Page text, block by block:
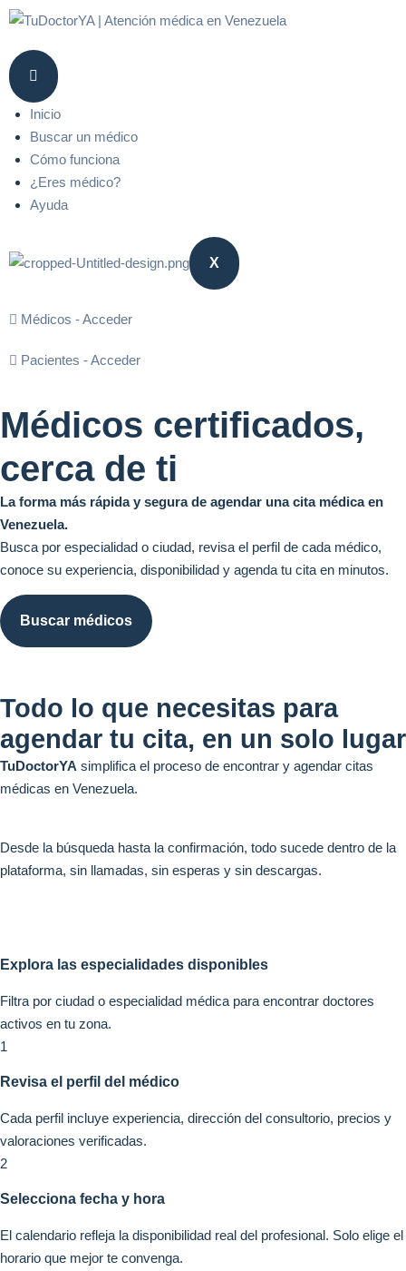
Inicio
Buscar un médico
Cómo funciona
¿Eres médico?
Ayuda
X
Médicos - Acceder
Pacientes - Acceder
Médicos certificados,
cerca de ti
La forma más rápida y segura de agendar una cita médica en
Venezuela.
Busca por especialidad o ciudad, revisa el perfil de cada médico,
conoce su experiencia, disponibilidad y agenda tu cita en minutos.
Buscar médicos
Todo lo que necesitas para
agendar tu cita, en un solo lugar
TuDoctorYA simplifica el proceso de encontrar y agendar citas
médicas en Venezuela.
Desde la búsqueda hasta la confirmación, todo sucede dentro de la
plataforma, sin llamadas, sin esperas y sin descargas.
Explora las especialidades disponibles
Filtra por ciudad o especialidad médica para encontrar doctores
activos en tu zona.
1
Revisa el perfil del médico
Cada perfil incluye experiencia, dirección del consultorio, precios y
valoraciones verificadas.
2
Selecciona fecha y hora
El calendario refleja la disponibilidad real del profesional. Solo elige el
horario que mejor te convenga.